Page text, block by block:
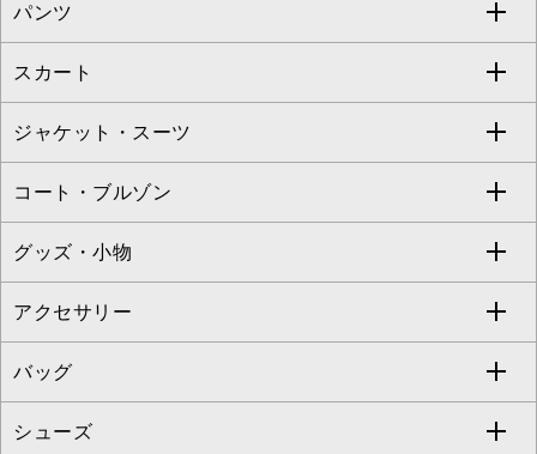
カットソー・Tシャツ
ブラウス・シャツ
ニット・セーター
カーディガン
アンサンブルセット
ベスト・ジレ
パーカー
タンクトップ・キャミソール
すべてのワンピース・ドレス
ワンピース
ドレス
チュニック
ジャンパースカート
その他のワンピース・ドレス
パンツ
すべてのパンツ
フルレングスパンツ
クロップド・半端丈パンツ
ガウチョ・ワイドパンツ
ハーフ・ショート丈パンツ
サロペット・オールインワン
その他のパンツ
スカート
すべてのスカート
ロング・マキシ丈スカート
ひざ丈スカート
ミモレ丈スカート
ショート・ミニ丈スカート
その他のスカート
ジャケット・スーツ
すべてのジャケット・スーツ
テーラードジャケット
ノーカラージャケット
セットアップ
セットアップジャケット
コート・ブルゾン
すべてのコート・ブルゾン
トレンチコート
ピーコート
ダッフルコート
グッズ・小物
すべてのグッズ・小物
マスク
ストール・マフラー・スヌード
アクセサリー
すべてのアクセサリー
ネックレス
バッグ
すべてのバッグ
シューズ